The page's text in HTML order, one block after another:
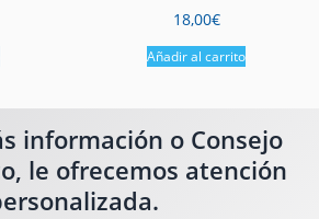
18,00€
Añadir al carrito
información o Consejo
le ofrecemos atención